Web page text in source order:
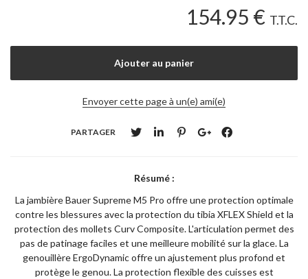
154.95 € T.T.C.
Envoyer cette page à un(e) ami(e)
PARTAGER
Résumé :
La jambière Bauer Supreme M5 Pro offre une protection optimale
contre les blessures avec la protection du tibia XFLEX Shield et la
protection des mollets Curv Composite. L'articulation permet des
pas de patinage faciles et une meilleure mobilité sur la glace. La
genouillère ErgoDynamic offre un ajustement plus profond et
protège le genou. La protection flexible des cuisses est